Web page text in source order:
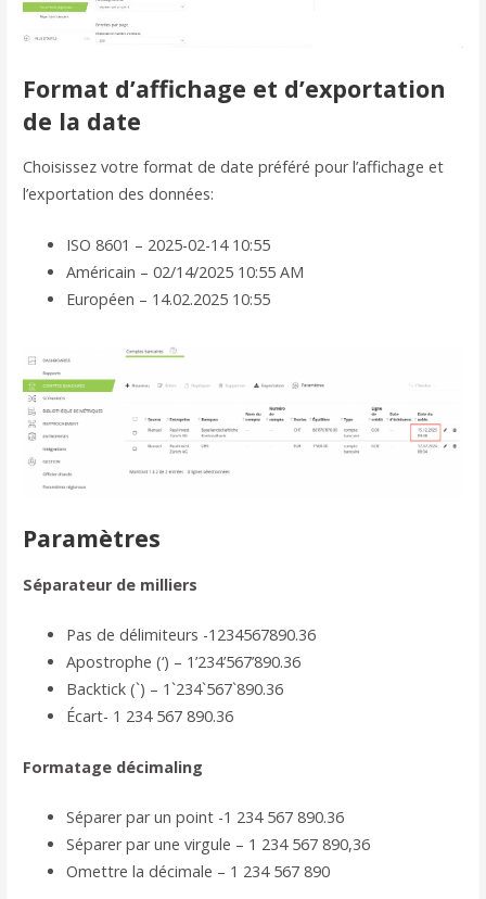
Format d’affichage et d’exportation
de la date
Choisissez votre format de date préféré pour l’affichage et
l’exportation des données:
ISO 8601 – 2025-02-14 10:55
Américain – 02/14/2025 10:55 AM
Européen – 14.02.2025 10:55
Paramètres
Séparateur de milliers
Pas de délimiteurs -1234567890.36
Apostrophe (‘) – 1’234’567’890.36
Backtick (`) – 1`234`567`890.36
Écart- 1 234 567 890.36
Formatage décimaling
Séparer par un point -1 234 567 890.36
Séparer par une virgule – 1 234 567 890,36
Omettre la décimale – 1 234 567 890